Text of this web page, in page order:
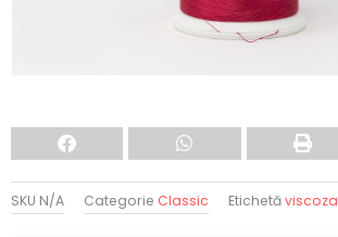
SKU N/A Categorie Classic Etichetăviscoza